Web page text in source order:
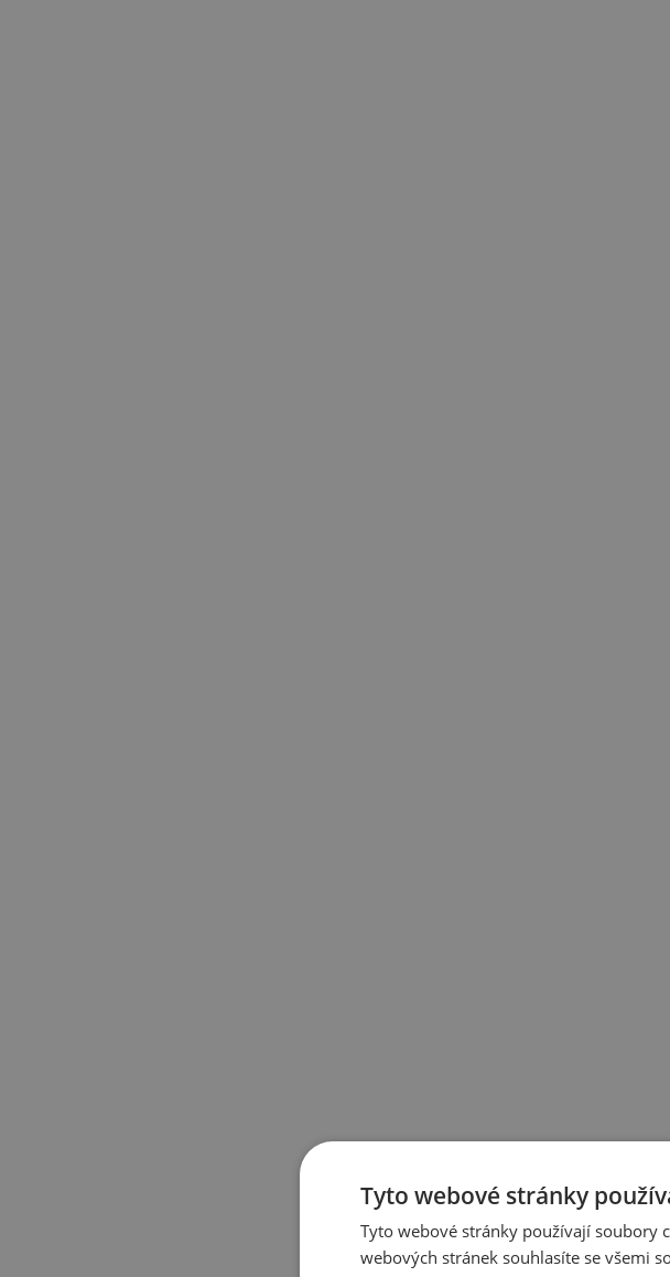
Tyto webové stránky
Tyto webové stránky používají soubory
webových stránek souhlasíte se všemi